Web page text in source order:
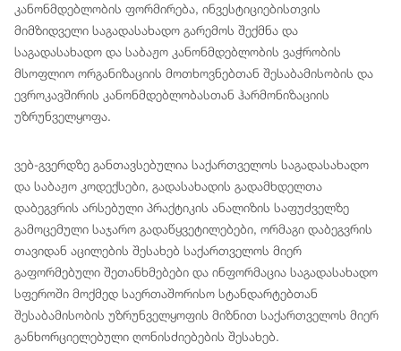
კანონმდებლობის ფორმირება, ინვესტიციებისთვის
მიმზიდველი საგადასახადო გარემოს შექმნა და
საგადასახადო და საბაჟო კანონმდებლობის ვაჭრობის
მსოფლიო ორგანიზაციის მოთხოვნებთან შესაბამისობის და
ევროკავშირის კანონმდებლობასთან ჰარმონიზაციის
უზრუნველყოფა.
ვებ-გვერდზე განთავსებულია საქართველოს საგადასახადო
და საბაჟო კოდექსები, გადასახადის გადამხდელთა
დაბეგვრის არსებული პრაქტიკის ანალიზის საფუძველზე
გამოცემული საჯარო გადაწყვეტილებები, ორმაგი დაბეგვრის
თავიდან აცილების შესახებ საქართველოს მიერ
გაფორმებული შეთანხმებები და ინფორმაცია საგადასახადო
სფეროში მოქმედ საერთაშორისო სტანდარტებთან
შესაბამისობის უზრუნველყოფის მიზნით საქართველოს მიერ
განხორციელებული ღონისძიებების შესახებ.